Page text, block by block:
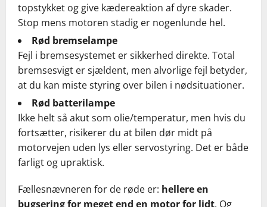
topstykket og give kædereaktion af dyre skader.
Stop mens motoren stadig er nogenlunde hel.
Rød bremselampe
Fejl i bremsesystemet er sikkerhed direkte. Total
bremsesvigt er sjældent, men alvorlige fejl betyder,
at du kan miste styring over bilen i nødsituationer.
Rød batterilampe
Ikke helt så akut som olie/temperatur, men hvis du
fortsætter, risikerer du at bilen dør midt på
motorvejen uden lys eller servostyring. Det er både
farligt og upraktisk.
Fællesnævneren for de røde er: hellere en
bugsering for meget end en motor for lidt. Og